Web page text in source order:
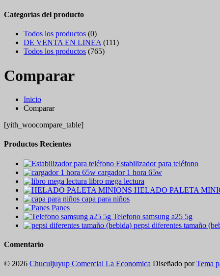
Categorías del producto
Todos los productos (0)
DE VENTA EN LINEA (111)
Todos los productos (765)
Comparar
Inicio
Comparar
[yith_woocompare_table]
Productos Recientes
Estabilizador para teléfono
cargador 1 hora 65w
libro mega lectura
HELADO PALETA
capa para niños
Panes
Telefono samsung a25 5g
pepsi diferentes tamaño
Comentario
© 2026 Chuculjuyup Comercial La Economica Diseñado por Tema